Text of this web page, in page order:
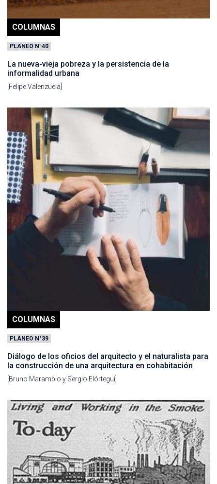
COLUMNAS
PLANEO N°40
La nueva-vieja pobreza y la persistencia de la
informalidad urbana
[Felipe Valenzuela]
COLUMNAS
PLANEO N°39
Diálogo de los oficios del arquitecto y el naturalista para
la construcción de una arquitectura en cohabitación
[Bruno Marambio y Sergio Elórtegui]